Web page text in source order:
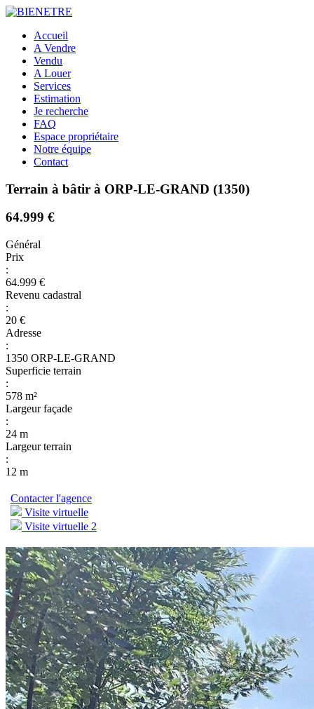
Accueil
A Vendre
Vendu
A Louer
Services
Estimation
Je recherche
FAQ
Espace propriétaire
Notre équipe
Contact
Terrain à bâtir à ORP-LE-GRAND (1350)
64.999 €
Général
Prix
:
64.999 €
Revenu cadastral
:
20 €
Adresse
:
1350 ORP-LE-GRAND
Superficie terrain
:
578 m²
Largeur façade
:
24 m
Largeur terrain
:
12 m
Contacter l'agence
Visite virtuelle
Visite virtuelle 2